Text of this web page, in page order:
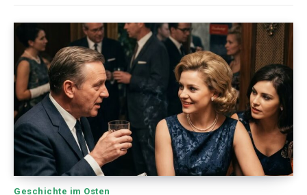
Geschichte im Osten